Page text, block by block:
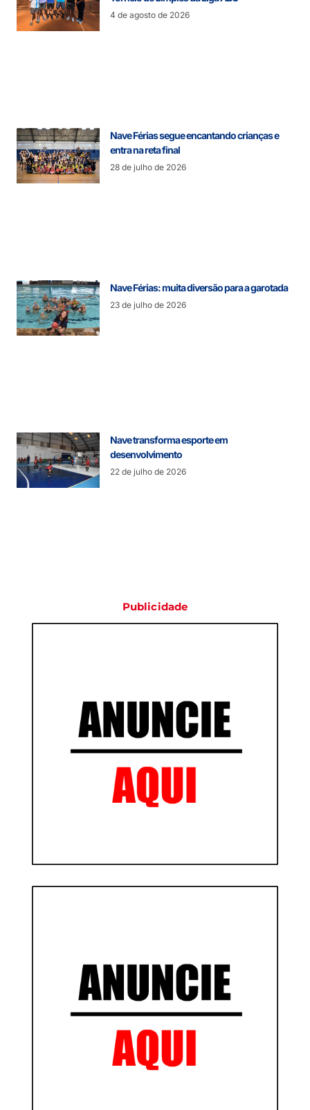
4 de agosto de 2026
Nave Férias segue encantando crianças e
entra na reta final
28 de julho de 2026
Nave Férias: muita diversão para a garotada
23 de julho de 2026
Nave transforma esporte em
desenvolvimento
22 de julho de 2026
Publicidade